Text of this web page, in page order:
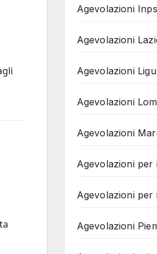
Agevolazioni Inps
Agevolazioni
Agevolazioni
Agevolazioni
Agevolazioni
Agevolazioni per
Agevolazioni per
Agevolazioni